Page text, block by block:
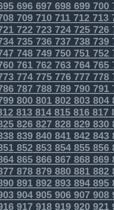
696697698699700
709710711712713
722723724725726
735736737738739
748749750751752
761762763764765
774775776777778
787788789790791
800801802803804
813814815816817
826827828829830
839840841842843
852853854855856
865866867868869
878879880881882
891892893894895
904905906907908
917918919920921